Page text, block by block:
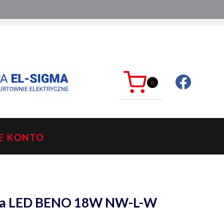
0
KONTO
LED BENO 18W NW-L-W